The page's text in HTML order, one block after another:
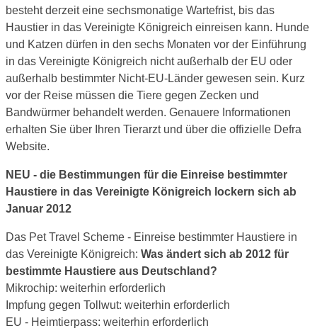
besteht derzeit eine sechsmonatige Wartefrist, bis das
Haustier in das Vereinigte Königreich einreisen kann. Hunde
und Katzen dürfen in den sechs Monaten vor der Einführung
in das Vereinigte Königreich nicht außerhalb der EU oder
außerhalb bestimmter Nicht-EU-Länder gewesen sein. Kurz
vor der Reise müssen die Tiere gegen Zecken und
Bandwürmer behandelt werden. Genauere Informationen
erhalten Sie über Ihren Tierarzt und über die offizielle Defra
Website.
NEU - die Bestimmungen für die Einreise bestimmter
Haustiere in das Vereinigte Königreich lockern sich ab
Januar 2012
Das Pet Travel Scheme - Einreise bestimmter Haustiere in
das Vereinigte Königreich: Was ändert sich ab 2012 für
bestimmte Haustiere aus Deutschland?
Mikrochip: weiterhin erforderlich
Impfung gegen Tollwut: weiterhin erforderlich
EU - Heimtierpass: weiterhin erforderlich